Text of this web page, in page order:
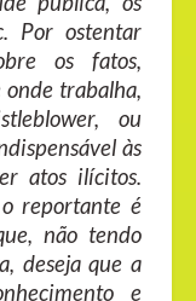
Por ostentar
os fatos,
trabalha,
ou
às
atos ilícitos.
reportante é
não tendo
deseja que a
e